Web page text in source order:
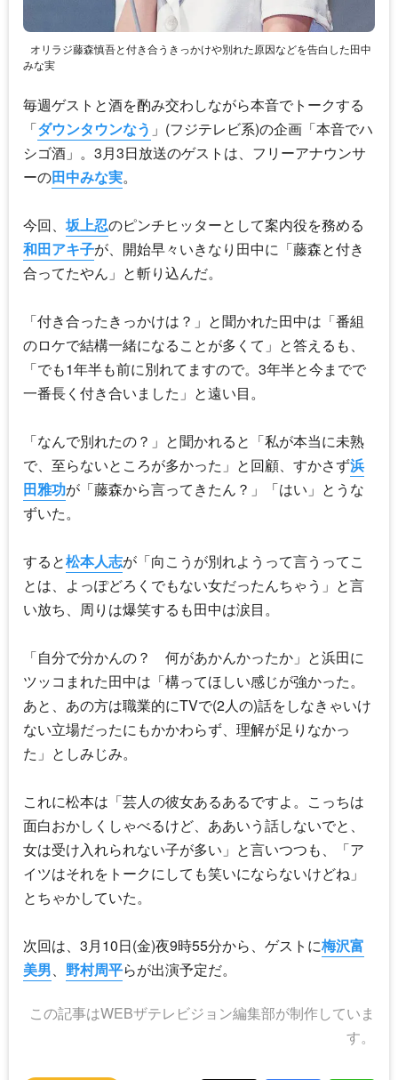
オリラジ藤森慎吾と付き合うきっかけや別れた原因などを告白した田中
みな実
毎週ゲストと酒を酌み交わしながら本音でトークする
「ダウンタウンなう 」(フジテレビ系)の企画「本音でハ
シゴ酒」。3月3日放送のゲストは、フリーアナウンサ
ーの田中みな実。
今回、 坂上忍のピンチヒッターとして案内役を務める
和田アキ子が、開始早々いきなり田中に「藤森と付き
合ってたやん」と斬り込んだ。
「付き合ったきっかけは？」と聞かれた田中は「番組
のロケで結構一緒になることが多くて」と答えるも、
「でも1年半も前に別れてますので。3年半と今までで
一番長く付き合いました」と遠い目。
「なんで別れたの？」と聞かれると「私が本当に未熟
で、至らないところが多かった」と回顧、すかさず浜
田雅功が「藤森から言ってきたん？」「はい」とうな
ずいた。
すると松本人志が「向こうが別れようって言うってこ
とは、よっぽどろくでもない女だったんちゃう」と言
い放ち、周りは爆笑するも田中は涙目。
「自分で分かんの？ 何があかんかったか」と浜田に
ツッコまれた田中は「構ってほしい感じが強かった。
あと、あの方は職業的にTVで(2人の)話をしなきゃいけ
ない立場だったにもかかわらず、理解が足りなかっ
た」としみじみ。
これに松本は「芸人の彼女あるあるですよ。こっちは
面白おかしくしゃべるけど、ああいう話しないでと、
女は受け入れられない子が多い」と言いつつも、「ア
イツはそれをトークにしても笑いにならないけどね」
とちゃかしていた。
次回は、3月10日(金)夜9時55分から、ゲストに梅沢富
美男、 野村周平らが出演予定だ。
この記事はWEBザテレビジョン編集部が制作していま
す。